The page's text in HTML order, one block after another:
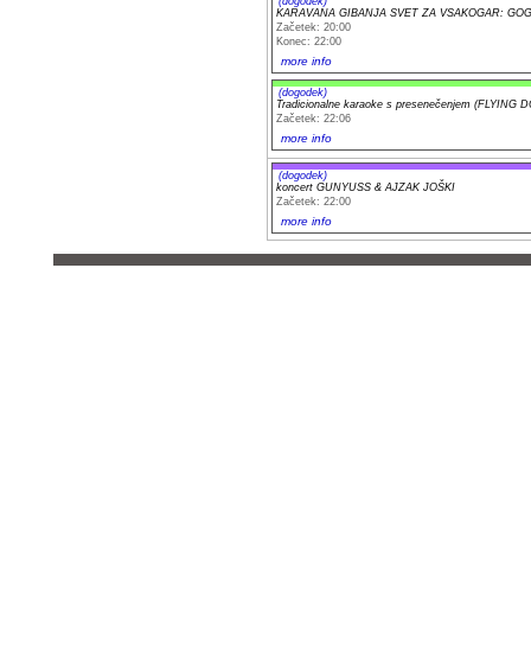
KARAVANA GIBANJA SVET ZA VSAKOGAR:
Začetek: 20:00
Konec: 22:00
more info
(dogodek)
Tradicionalne karaoke s presenečenjem (FLYING
Začetek: 22:06
more info
(dogodek)
koncert GUNYUSS & AJZAK JOŠKI
Začetek: 22:00
more info